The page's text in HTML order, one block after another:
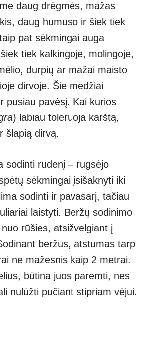
daug drėgmės, mažas
daug humuso ir šiek tiek
pat sėkmingai auga
tiek kalkingoje, molingoje,
durpių ar mažai maisto
dirvoje. Šie medžiai
pusiau pavėsį. Kai kurios
) labiau toleruoja karštą,
šlapią dirvą.
sodinti rudenį – rugsėjo
sėkmingai įsišaknyti iki
sodinti ir pavasarį, tačiau
laistyti. Beržų sodinimo
rūšies, atsižvelgiant į
beržus, atstumas tarp
ne mažesnis kaip 2 metrai.
būtina juos paremti, nes
nulūžti pučiant stipriam vėjui.